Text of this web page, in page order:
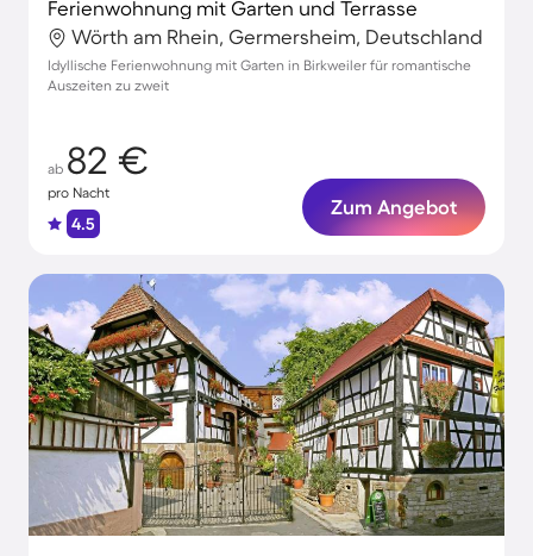
Ferienwohnung mit Garten und Terrasse
Wörth am Rhein, Germersheim, Deutschland
Idyllische Ferienwohnung mit Garten in Birkweiler für romantische
Auszeiten zu zweit
ab 82 €
pro Nacht
4.5
Zum Angebot